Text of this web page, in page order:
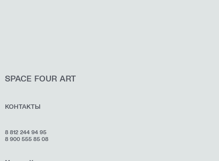
SPACE FOUR ART
КОНТАКТЫ
8 812 244 94 95
8 900 555 85 08